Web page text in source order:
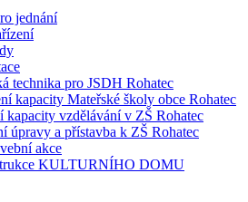
jednání
technika pro JSDH Rohatec
kapacity Mateřské školy obce Rohatec
kapacity vzdělávání v ZŠ Rohatec
úpravy a přístavba k ZŠ Rohatec
akce
KULTURNÍHO DOMU